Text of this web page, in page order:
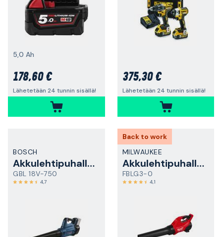
5,0 Ah
178,60 €
Lähetetään 24 tunnin sisällä!
375,30 €
Lähetetään 24 tunnin sisällä!
BOSCH
Akkulehtipuhallin
GBL 18V-750
4,7
Back to work
MILWAUKEE
Akkulehtipuhallin
FBLG3-0
4,1